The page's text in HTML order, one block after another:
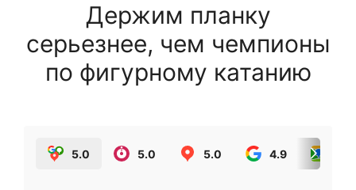
Держим планку
серьезнее, чем чемпионы
по фигурному катанию
5.0 5.0 5.0 4.9